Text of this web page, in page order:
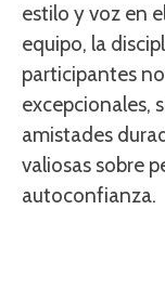
estilo y voz en
equipo, la
participantes
excepcionales,
amistades
valiosas sobre
autoconfianza.